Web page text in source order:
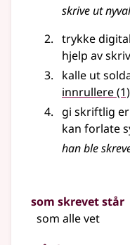
skrive ut
trykke
hjelp av
kalle ut
innrullere(1)
gi skriftlig
kan forlate
han ble
som skrevet står
som alle vet